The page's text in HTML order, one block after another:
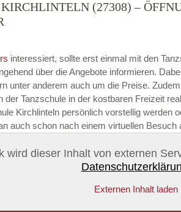
ABSENDEN
(27308) –
interessiert, sollte erst einmal mit den
über die Angebote informieren.
unter anderem auch um die Preise.
Tanzschule in der kostbaren Freizeit
Kirchlinteln persönlich vorstellig werden
auch schon nach einem virtuellen Besuch
wird dieser Inhalt von externen
Externen Inhalt laden